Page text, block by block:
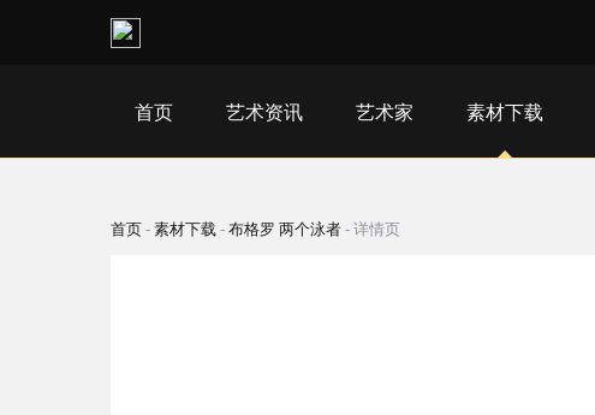
首页 艺术资讯 艺术家 素材下载
首页 - 素材下载 - 布格罗 两个泳者 - 详情页